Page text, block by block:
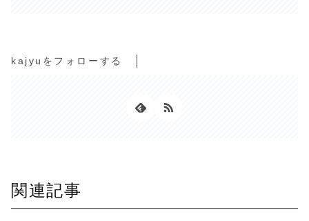
kajyuをフォローする
関連記事